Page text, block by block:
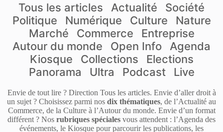
Tous les articles Actualité
Société
Politique
Numérique Culture
Nature
Marché
Commerce
Entreprise
Autour du monde
Open Info
Agenda
Kiosque
Collections
Elections
Panorama
Ultra Podcast Live
Envie de tout lire ? Direction Tous les articles. Envie d’aller droit à
un sujet ? Choisissez parmi nos dix thématiques, de l’Actualité au
Commerce, de la Culture à l’Autour du monde. Envie d’un format
différent ? Nos rubriques spéciales vous attendent : l’Agenda des
événements, le Kiosque pour parcourir les publications, les